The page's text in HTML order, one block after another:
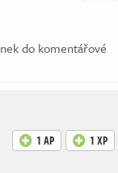
do komentářové
1 AP 1 XP